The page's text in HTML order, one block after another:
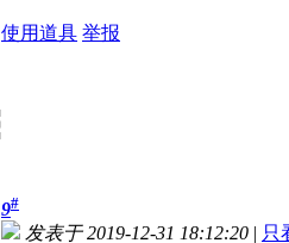
使用道具 举报
9#
发表于 2019-12-31 18:12:20 | 只